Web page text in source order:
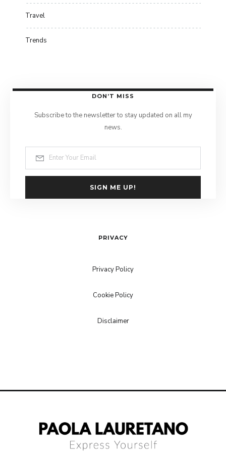
Travel
Trends
DON’T MISS
Subscribe to the newsletter to stay updated on all my
news.
SIGN ME UP!
PRIVACY
Privacy Policy
Cookie Policy
Disclaimer